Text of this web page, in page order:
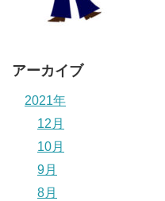
アーカイブ
2021年
12月
10月
9月
8月